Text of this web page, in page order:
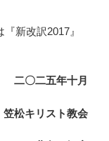
新改訳2017』
二〇二五年十月
松キリスト教会